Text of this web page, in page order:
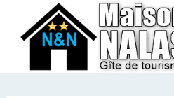
contenu